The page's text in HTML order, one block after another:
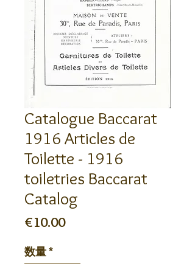
Catalogue Baccarat
1916 Articles de
Toilette - 1916
toiletries Baccarat
Catalog
€10.00価
数量*